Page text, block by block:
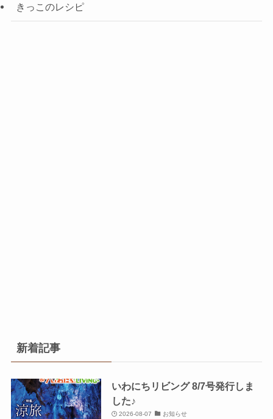
きっこのレシピ
新着記事
いわにちリビング 8/7号発行しま
した♪
2026-08-07 お知らせ